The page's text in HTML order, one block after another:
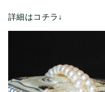
詳細はコチラ↓